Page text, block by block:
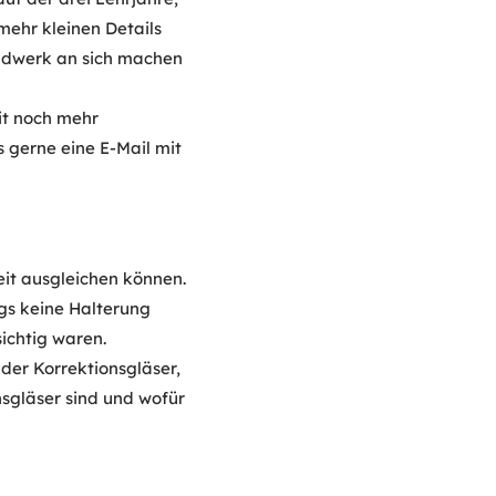
kleinen Details
an sich machen
noch mehr
gerne eine E-Mail mit
ausgleichen können.
keine Halterung
waren.
Korrektionsgläser,
sind und wofür